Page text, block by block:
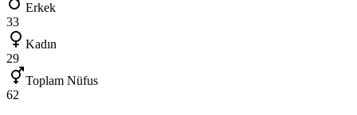
Erkek
33
Kadın
29
Toplam Nüfus
62